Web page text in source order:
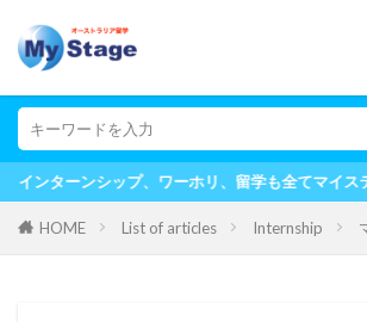
、ワーホリ、留学も全てマイステージにお任せ
HOME List of articles Internship